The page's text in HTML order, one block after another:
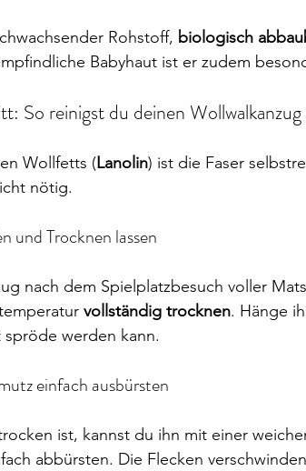
Rohstoff, biologisch
Babyhaut ist er zudem
So reinigst du deinen
Wollfetts (Lanolin) ist die Faser
nötig.
und Trocknen lassen
nach dem Spielplatzbesuch voller
vollständig trocknen. Hänge
werden kann.
einfach ausbürsten
ist, kannst du ihn mit einer
abbürsten. Die Flecken